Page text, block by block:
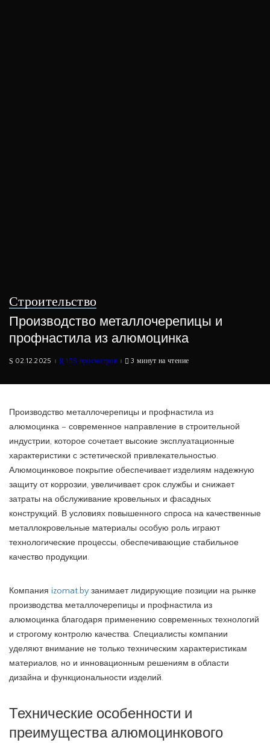
Строительство
Производство металлочерепицы и
профнастила из алюмоцинка
02.12.2025 155 просмотров 3 минут на чтение
Производство металлочерепицы и профнастила из
алюмоцинка – современное направление в строительной
индустрии, которое сочетает высокие эксплуатационные
характеристики с эстетической привлекательностью.
Алюмоцинковое покрытие обеспечивает изделиям надежную
защиту от коррозии, увеличивает срок службы и снижает
затраты на обслуживание кровельных и фасадных
конструкций. В условиях повышенного спроса на качественные
металлокровельные материалы особую роль играют
технологические процессы, обеспечивающие стабильное
качество продукции.
Компания izomat.by занимает лидирующие позиции на рынке
производства металлочерепицы и профнастила из
алюмоцинка благодаря применению современных технологий
и строгому контролю качества. Специалисты компании
уделяют внимание не только техническим характеристикам
материалов, но и инновационным решениям в области
дизайна и функциональности изделий.
Технические особенности и
преимущества алюмоцинкового